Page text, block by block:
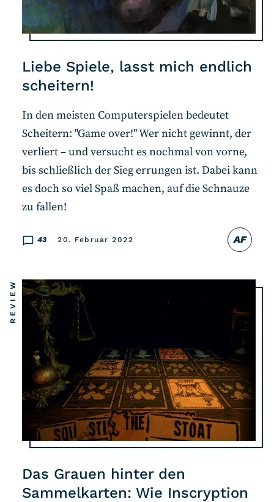
Liebe Spiele, lasst mich endlich
scheitern!
AF
43 20. Februar 2022
In den meisten Computerspielen bedeutet
Scheitern: "Game over!" Wer nicht gewinnt, der
verliert – und versucht es nochmal von vorne,
bis schließlich der Sieg errungen ist. Dabei kann
es doch so viel Spaß machen, auf die Schnauze
zu fallen!
Das Grauen hinter den
Sammelkarten: Wie Inscryption
REVIEW